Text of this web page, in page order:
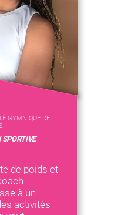
GYMNIQUE DE
de poids et
à un
activités